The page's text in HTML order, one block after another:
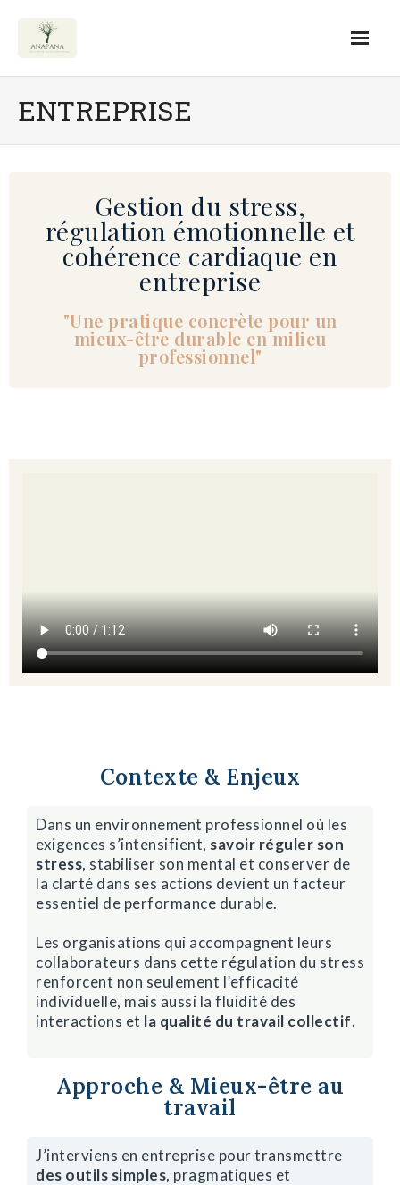
- Ateliers QVCT en entreprise
- Team building
Accompagnements Individuels
- Programme e-learning
- Formation Cohérence Cardiaque
ENTREPRISE
Gestion du stress,
régulation émotionnelle et
cohérence cardiaque en
entreprise
"Une pratique concrète pour un
mieux-être durable en milieu
professionnel"
Contexte & Enjeux
Dans un environnement professionnel où les
exigences s’intensifient, savoir réguler son
stress, stabiliser son mental et conserver de
la clarté dans ses actions devient un facteur
essentiel de performance durable.
Les organisations qui accompagnent leurs
collaborateurs dans cette régulation du stress
renforcent non seulement l’efficacité
individuelle, mais aussi la fluidité des
interactions et la qualité du travail collectif.
Approche & Mieux-être au
travail
J’interviens en entreprise pour transmettre
des outils simples, pragmatiques et